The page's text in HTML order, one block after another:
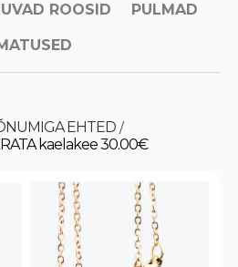
ROOSID PULMAD
EHTED /
kaelakee 30.00€